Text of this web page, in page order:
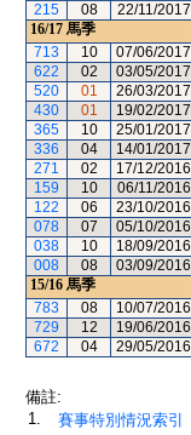
215
08 22/11/2017
16/17 馬季
713
10 07/06/2017
622
02 03/05/2017
520
01 26/03/2017
430
01 19/02/2017
365
10 25/01/2017
336
04 14/01/2017
271
02 17/12/2016
159
10 06/11/2016
122
06 23/10/2016
078
07 05/10/2016
038
10 18/09/2016
008
08 03/09/2016
15/16 馬季
783
08 10/07/2016
729
12 19/06/2016
672
04 29/05/2016
備註:
1.
賽事特別情況索引